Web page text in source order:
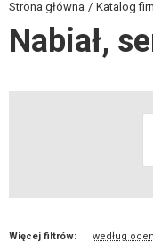
Strona główna Katalog
Nabiał,
Więcej filtrów: według